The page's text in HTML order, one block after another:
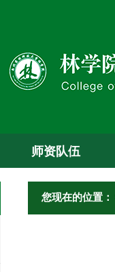
师资队伍
您现在的位置：